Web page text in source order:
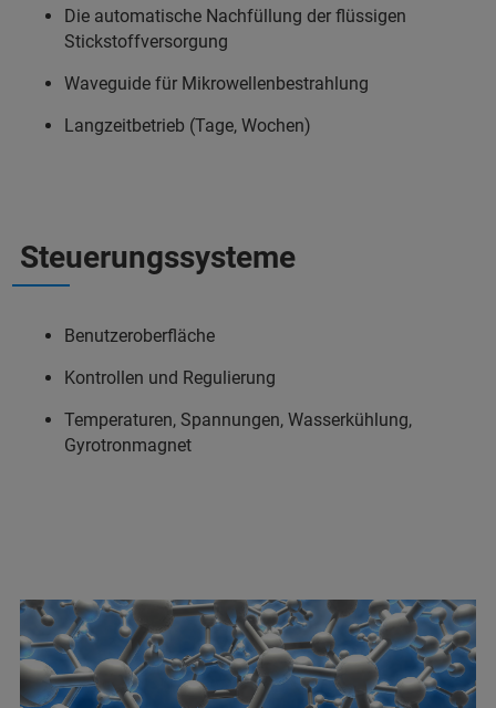
Die automatische Nachfüllung der flüssigen
Stickstoffversorgung
Waveguide für Mikrowellenbestrahlung
Langzeitbetrieb (Tage, Wochen)
Steuerungssysteme
Benutzeroberfläche
Kontrollen und Regulierung
Temperaturen, Spannungen, Wasserkühlung,
Gyrotronmagnet